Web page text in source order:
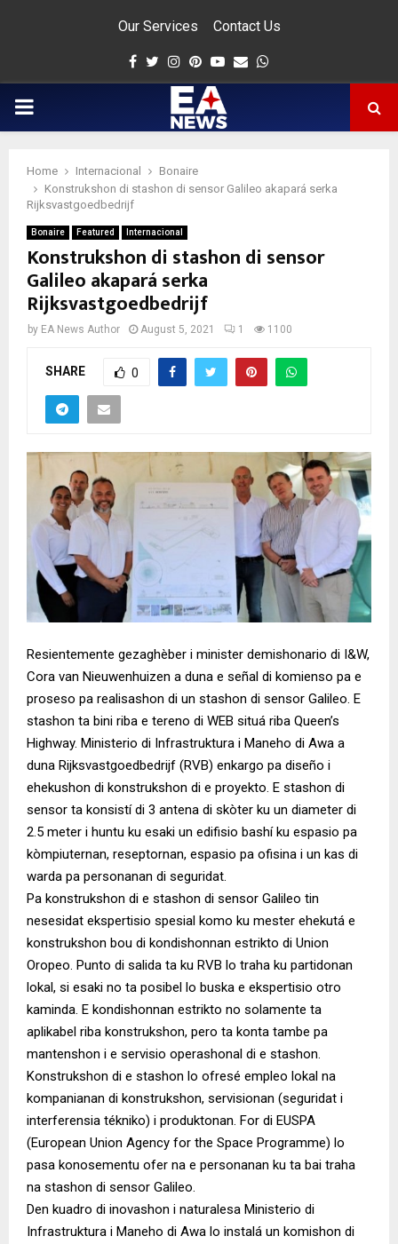
Our Services Contact Us
Facebook
Twitter
Instagram
Pinterest
Youtube
Email
PRIMARY
Home Internacional
Bonaire
Konstrukshon di stashon di sensor Galileo akapará serka
Rijksvastgoedbedrijf
Bonaire Featured Internacional
Konstrukshon di stashon di sensor
Galileo akapará serka
Rijksvastgoedbedrijf
by EA News Author August 5, 2021 1 1100
SHARE 0
Resientemente gezaghèber i minister demishonario di I&W,
Cora van Nieuwenhuizen a duna e señal di komienso pa e
proseso pa realisashon di un stashon di sensor Galileo. E
stashon ta bini riba e tereno di WEB situá riba Queen’s
Highway. Ministerio di Infrastruktura i Maneho di Awa a
duna Rijksvastgoedbedrijf (RVB) enkargo pa diseño i
ehekushon di konstrukshon di e proyekto. E stashon di
sensor ta konsistí di 3 antena di skòter ku un diameter di
2.5 meter i huntu ku esaki un edifisio bashí ku espasio pa
kòmpiuternan, reseptornan, espasio pa ofisina i un kas di
warda pa personanan di seguridat.
Pa konstrukshon di e stashon di sensor Galileo tin
nesesidat ekspertisio spesial komo ku mester ehekutá e
konstrukshon bou di kondishonnan estrikto di Union
Oropeo. Punto di salida ta ku RVB lo traha ku partidonan
lokal, si esaki no ta posibel lo buska e ekspertisio otro
kaminda. E kondishonnan estrikto no solamente ta
aplikabel riba konstrukshon, pero ta konta tambe pa
mantenshon i e servisio operashonal di e stashon.
Konstrukshon di e stashon lo ofresé empleo lokal na
kompanianan di konstrukshon, servisionan (seguridat i
interferensia tékniko) i produktonan. For di EUSPA
(European Union Agency for the Space Programme) lo
pasa konosementu ofer na e personanan ku ta bai traha
na stashon di sensor Galileo.
Den kuadro di inovashon i naturalesa Ministerio di
Infrastruktura i Maneho di Awa lo instalá un komishon di